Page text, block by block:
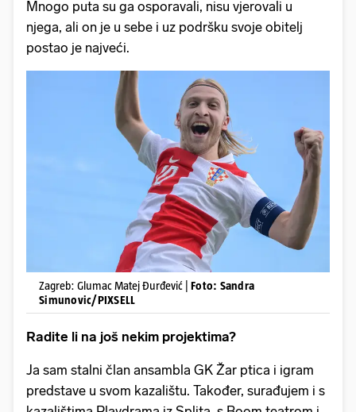
Mnogo puta su ga osporavali, nisu vjerovali u
njega, ali on je u sebe i uz podršku svoje obitelj
postao je najveći.
Zagreb: Glumac Matej Đurđević | Foto: Sandra
Simunovic/PIXSELL
Radite li na još nekim projektima?
Ja sam stalni član ansambla GK Žar ptica i igram
predstave u svom kazalištu. Također, surađujem i s